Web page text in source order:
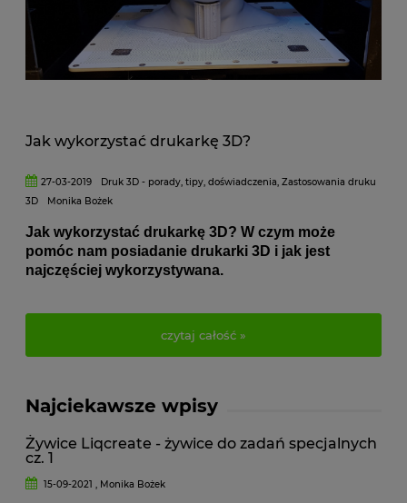
Jak wykorzystać drukarkę 3D?
27-03-2019 Druk 3D - porady, tipy, doświadczenia,Zastosowania druku
3D
Monika Bożek
Jak wykorzystać drukarkę 3D? W czym może
pomóc nam posiadanie drukarki 3D i jak jest
najczęściej wykorzystywana.
czytaj całość »
Najciekawsze wpisy
Żywice Liqcreate - żywice do zadań specjalnych
cz. 1
15-09-2021 , Monika Bożek